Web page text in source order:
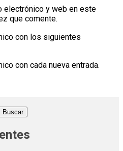
electrónico y web en este
que comente.
con los siguientes
con cada nueva entrada.
Buscar